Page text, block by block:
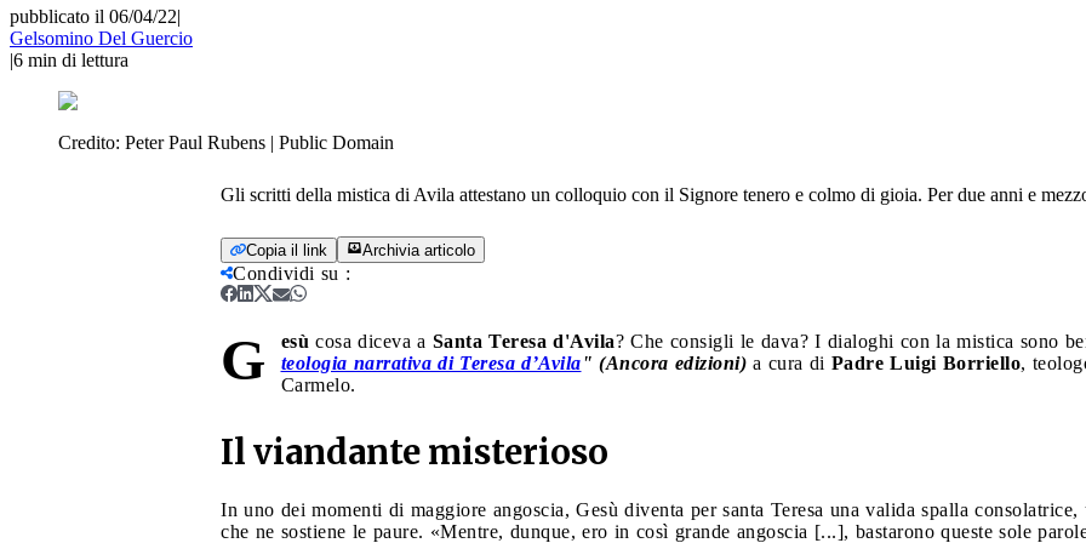
pubblicato il 06/04/22|
Gelsomino Del Guercio
|6 min di lettura
Credito: Peter Paul Rubens | Public Domain
Gli scritti della mistica di Avila attestano un colloquio con il Signore tenero e colmo di gioia. Per due anni e
Copia il link Archivia articolo
Condividi su :
G esù cosa diceva a Santa Teresa d'Avila? Che consigli le dava? I dialoghi con la mistica sono
teologia narrativa di Teresa d’Avila" (Ancora edizioni) a cura di Padre Luigi Borriello,
Carmelo.
Il viandante misterioso
In uno dei momenti di maggiore angoscia, Gesù diventa per santa Teresa una valida spalla
che ne sostiene le paure. «Mentre, dunque, ero in così grande angoscia [...], bastarono queste sole